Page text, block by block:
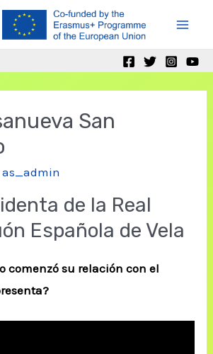
San
as_admin
de la Real
Española de Vela
comenzó su relación con el